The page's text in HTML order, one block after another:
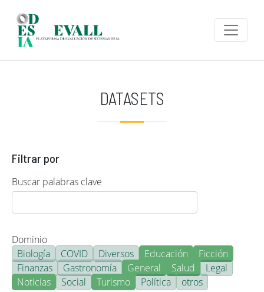
DATASETS
Filtrar por
Buscar palabras clave
Dominio
Biología
COVID Diversos Educación
Ficción
Finanzas
Gastronomía General Salud
Legal
Noticias
Social Turismo Política otros